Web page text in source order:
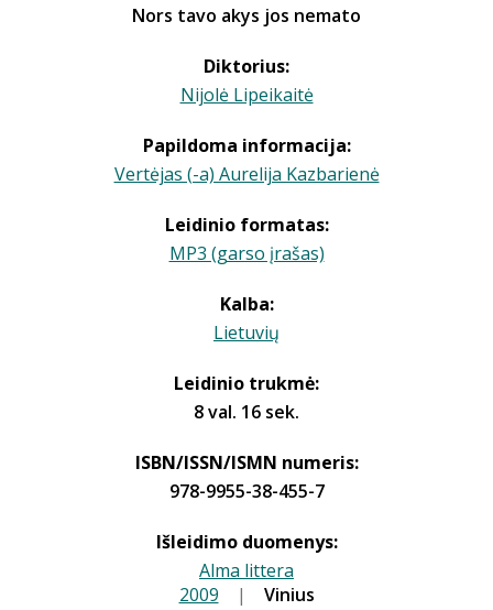
Nors tavo akys jos nemato
Diktorius:
Nijolė Lipeikaitė
Papildoma informacija:
Vertėjas (-a) Aurelija Kazbarienė
Leidinio formatas:
MP3 (garso įrašas)
Kalba:
Lietuvių
Leidinio trukmė:
8 val. 16 sek.
ISBN/ISSN/ISMN numeris:
978-9955-38-455-7
Išleidimo duomenys:
Alma littera
|
2009 | Vinius